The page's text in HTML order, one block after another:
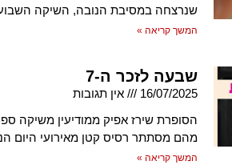
שנרצחה במסיבת הנובה, השיקה השבוע
המשך קריאה »
שבעה לזכר ה-7
16/07/2025
אין תגובות
הסופרת שירז אפיק ממודיעין משיקה
מהם מסתתר רסיס קטן מאירועי היום
המשך קריאה »